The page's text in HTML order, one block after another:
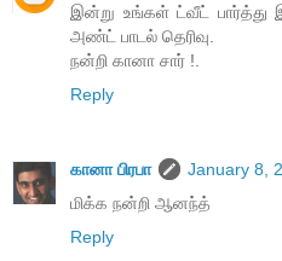
இன்று உங்கள் ட்வீட் பார்த்து
அண்ட் பாடல் தெரிவு.
நன்றி கானா சார் !.
Reply
கானா பிரபா
January 8,
மிக்க நன்றி ஆனந்த்
Reply